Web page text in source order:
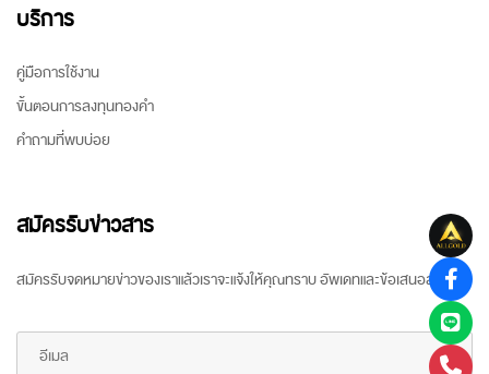
บริการ
คู่มือการใช้งาน
ขั้นตอนการลงทุนทองคำ
คำถามที่พบบ่อย
สมัครรับข่าวสาร
สมัครรับจดหมายข่าวของเราแล้วเราจะแจ้งให้คุณทราบ อัพเดทและข้อเสนอล่าสุด